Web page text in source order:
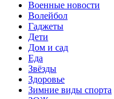
Военные новости
Волейбол
Гаджеты
Дети
Дом и сад
Еда
Звёзды
Здоровье
Зимние виды спорта